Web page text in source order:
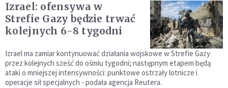
Izrael: ofensywa w
Strefie Gazy będzie trwać
kolejnych 6-8 tygodni
Izrael ma zamiar kontynuować działania wojskowe w Strefie Gazy
przez kolejnych sześć do ośmiu tygodni; następnym etapem będą
ataki o mniejszej intensywności: punktowe ostrzały lotnicze i
operacje sił specjalnych - podała agencja Reutera.